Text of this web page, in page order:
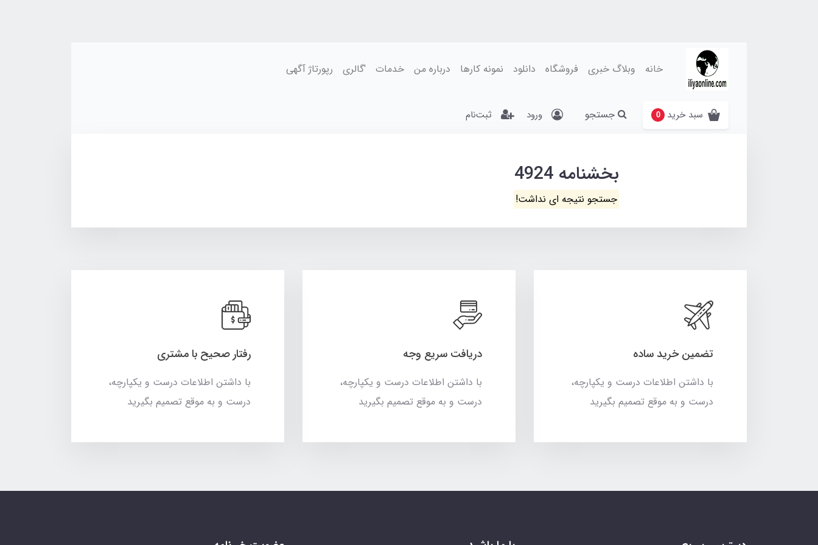
خانه وبلاگ خبری فروشگاه دانلود نمونه کارها درباره من خدمات 'گالری رپورتاژ آگهی
سبد خرید 0 جستجو ورود ثبت‌نام
بخشنامه 4924
جستجو نتیجه ای نداشت!
تضمین خرید ساده
با داشتن اطلاعات درست و یکپارچه،
درست و به موقع تصمیم بگیرید
دریافت سریع وجه
با داشتن اطلاعات درست و یکپارچه،
درست و به موقع تصمیم بگیرید
رفتار صحیح با مشتری
با داشتن اطلاعات درست و یکپارچه،
درست و به موقع تصمیم بگیرید